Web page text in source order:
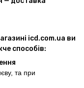
icd.com.ua ви
способів:
та при